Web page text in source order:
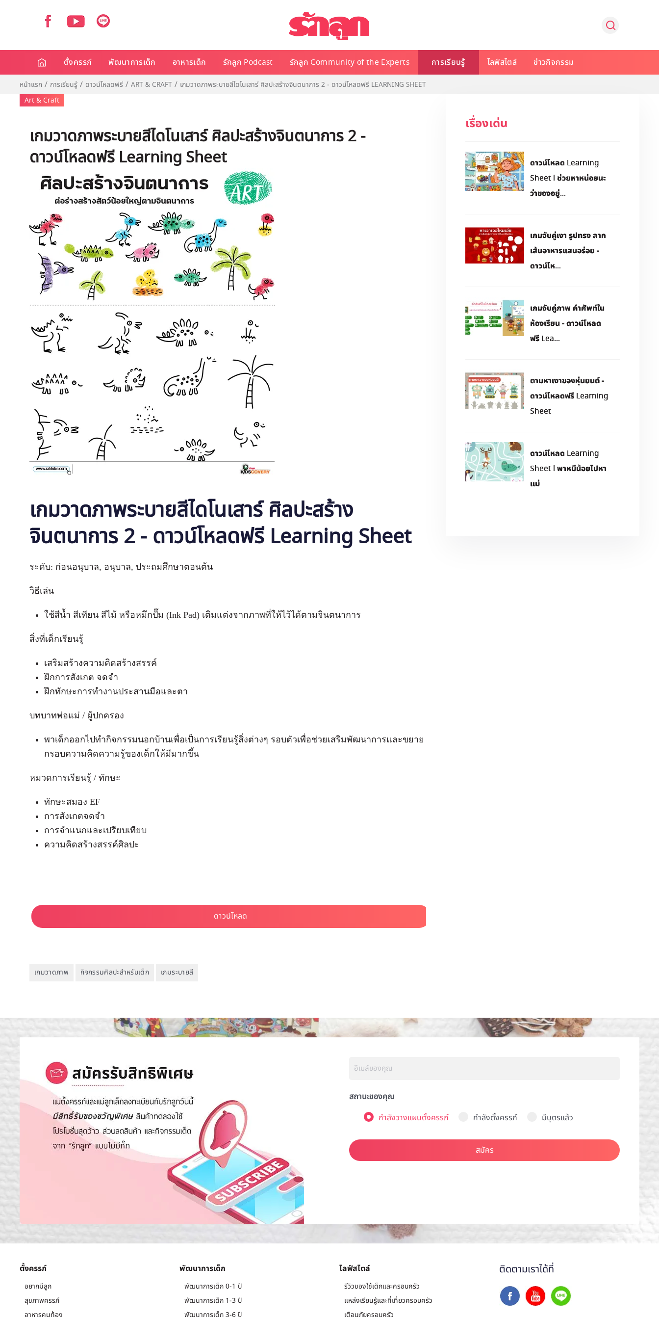
ตั้งครรภ์ พัฒนาการเด็ก อาหารเด็ก รักลูก Podcast รักลูก Community of the Experts การเรียนรู้ ไลฟ์สไตล์ ข่าวกิจกรรม
หน้าแรก การเรียนรู้ ดาวน์โหลดฟรี ART & CRAFT
เกมวาดภาพระบายสีไดโนเสาร์ ศิลปะสร้างจินตนาการ 2 - ดาวน์โหลดฟรี LEARNING SHEET
Art & Craft
เกมวาดภาพระบายสีไดโนเสาร์ ศิลปะสร้างจินตนาการ 2 -
ดาวน์โหลดฟรี Learning Sheet
เกมวาดภาพระบายสีไดโนเสาร์ ศิลปะสร้าง
จินตนาการ 2 - ดาวน์โหลดฟรี Learning Sheet
ระดับ: ก่อนอนุบาล, อนุบาล, ประถมศึกษาตอนต้น
วิธีเล่น
ใช้สีน้ำ สีเทียน สีไม้ หรือหมึกปั๊ม (Ink Pad) เติมแต่งจากภาพที่ให้ไว้ได้ตามจินตนาการ
สิ่งที่เด็กเรียนรู้
เสริมสร้างความคิดสร้างสรรค์
ฝึกการสังเกต จดจำ
ฝึกทักษะการทำงานประสานมือและตา
บทบาทพ่อแม่ / ผู้ปกครอง
พาเด็กออกไปทำกิจกรรมนอกบ้านเพื่อเป็นการเรียนรู้สิ่งต่างๆ รอบตัวเพื่อช่วยเสริมพัฒนาการและขยาย
กรอบความคิดความรู้ของเด็กให้มีมากขึ้น
หมวดการเรียนรู้ / ทักษะ
ทักษะสมอง EF
การสังเกตจดจำ
การจําแนกและเปรียบเทียบ
ความคิดสร้างสรรค์ศิลปะ
เกมวาดภาพ กิจกรรมศิลปะสำหรับเด็ก เกมระบายสี
เรื่องเด่น
ดาวน์โหลด Learning
Sheet l ช่วยหาหน่อยนะ
ว่าของอยู่...
เกมจับคู่เงา รูปทรง ลาก
เส้นอาหารแสนอร่อย -
ดาวน์โห...
เกมจับคู่ภาพ คำศัพท์ใน
ห้องเรียน - ดาวน์โหลด
ฟรี Lea...
ตามหาเงาของหุ่นยนต์ -
ดาวน์โหลดฟรี Learning
Sheet
ดาวน์โหลด Learning
Sheet l พาหมีน้อยไปหา
แม่
สถานะของคุณ
กำลังวางแผนตั้งครรภ์
กำลังตั้งครรภ์ มีบุตรแล้ว
สมัคร
ตั้งครรภ์
อยากมีลูก
สุขภาพครรภ์
อาหารคนท้อง
พัฒนาการเด็ก
พัฒนาการเด็ก 0-1 ปี
พัฒนาการเด็ก 1-3 ปี
พัฒนาการเด็ก 3-6 ปี
ไลฟ์สไตล์
รีวิวของใช้เด็กและครอบครัว
แหล่งเรียนรู้และที่เที่ยวครอบครัว
เตือนภัยครอบครัว
ติดตามเราได้ที่